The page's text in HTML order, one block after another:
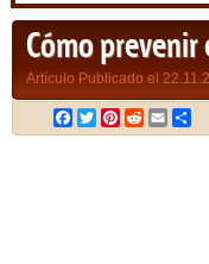
Cómo prevenir
Artículo Publicado el
Facebook
TwitterPinterest
RedditEmail